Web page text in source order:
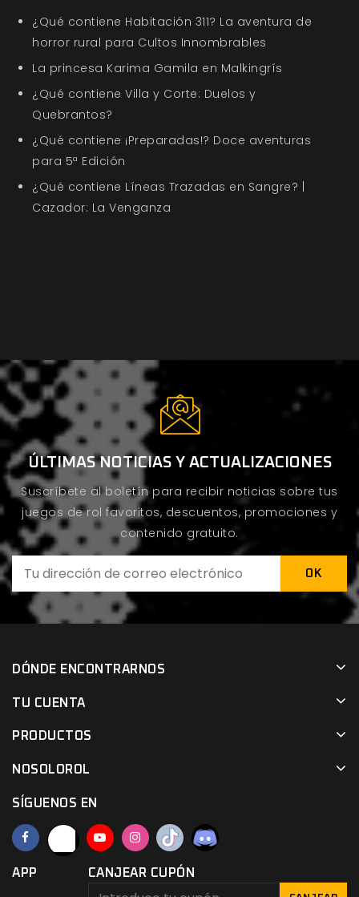
¿Qué contiene Habitación 311? La aventura de
horror rural para Cultos Innombrables
La princesa Karima Gamila en Malkingrís
¿Qué contiene Villa y Corte: Duelos y
Quebrantos?
¿Qué contiene ¡Preparadas!? Doce aventuras
para 5ª Edición
¿Qué contiene Líneas Trazadas en Sangre? |
Cazador: La Venganza
ÚLTIMAS NOTICIAS Y ACTUALIZACIONES
Suscríbete al boletín para recibir noticias sobre tus
juegos de rol favoritos, descuentos, promociones y
contenido gratuito.
DÓNDE ENCONTRARNOS
TU CUENTA
PRODUCTOS
NOSOLOROL
SÍGUENOS EN
APP CANJEAR CUPÓN